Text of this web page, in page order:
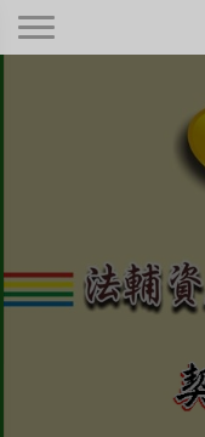
本公司秉持著
營、健全制